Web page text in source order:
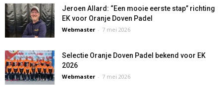
Jeroen Allard: “Een mooie eerste stap” richting
EK voor Oranje Doven Padel
Webmaster - 7 mei 2026
Selectie Oranje Doven Padel bekend voor EK
2026
Webmaster - 7 mei 2026